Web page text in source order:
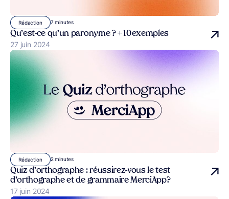
Rédaction 7 minutes
Qu’est-ce qu’un paronyme ? + 10 exemples
Publié le
27 juin 2024
Rédaction 2 minutes
Quiz d’orthographe : réussirez-vous le test
d’orthographe et de grammaire MerciApp ?
Publié le
17 juin 2024